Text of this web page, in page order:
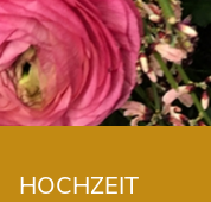
HOCHZEIT